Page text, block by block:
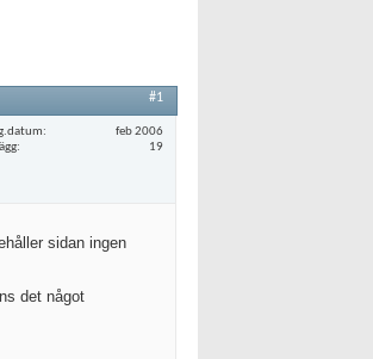
#1
feb 2006
19
sidan ingen
det något